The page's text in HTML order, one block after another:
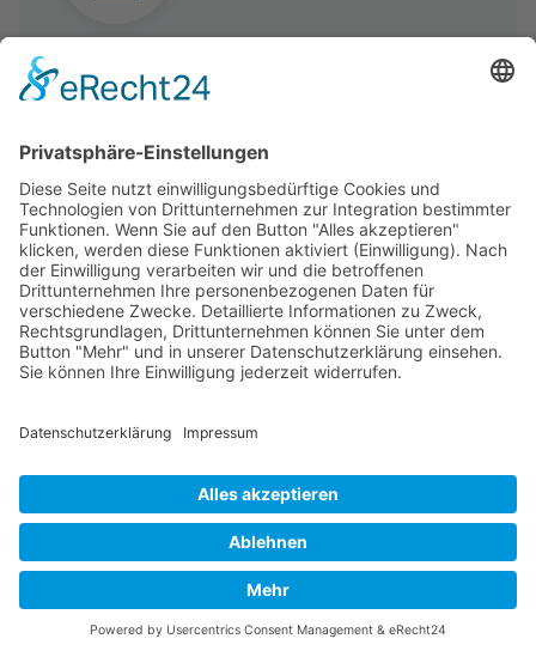
Unternehmen
Ganzheitliche Konzepte für Ihre
Mitarbeiterentwicklung
Individueller Skill-Katalog zur
Erweiterung Ihres internen
Weiterbildungsangebot
Nachhaltige Personalentwicklung
realisieren
Finden Sie jetzt heraus ob unsere "TYPO3 für
Administratoren"-Schulung das Richtige für Sie